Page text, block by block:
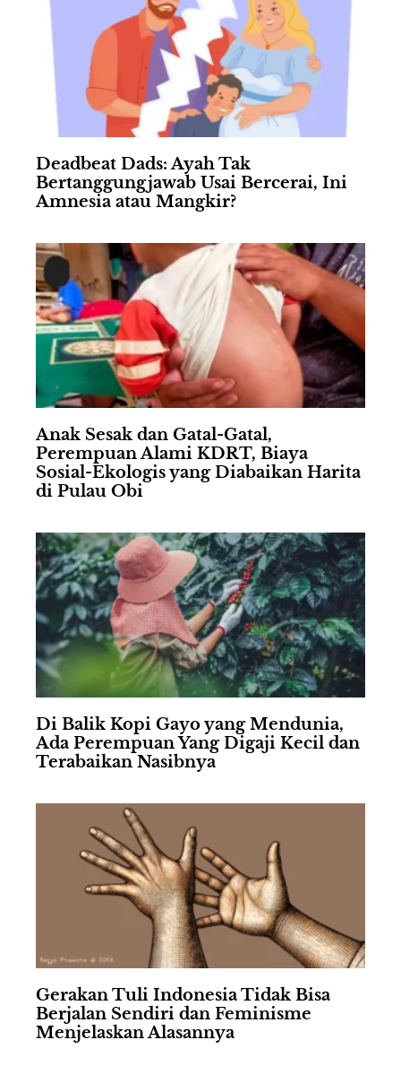
Deadbeat Dads: Ayah Tak
Bertanggungjawab Usai Bercerai, Ini
Amnesia atau Mangkir?
Anak Sesak dan Gatal-Gatal,
Perempuan Alami KDRT, Biaya
Sosial-Ekologis yang Diabaikan Harita
di Pulau Obi
Di Balik Kopi Gayo yang Mendunia,
Ada Perempuan Yang Digaji Kecil dan
Terabaikan Nasibnya
Gerakan Tuli Indonesia Tidak Bisa
Berjalan Sendiri dan Feminisme
Menjelaskan Alasannya